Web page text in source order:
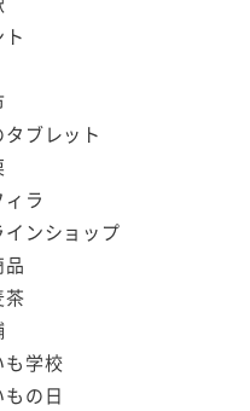
ブレット
ラ
インショップ
茶
も学校
の日